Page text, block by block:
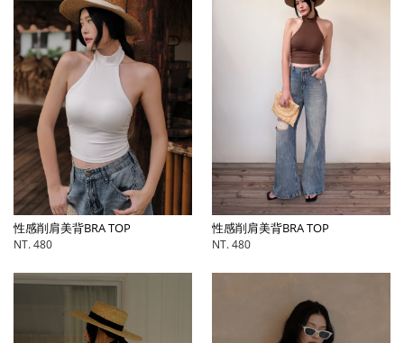
性感削肩美背BRA TOP
NT. 480
性感削肩美背BRA TOP
NT. 480